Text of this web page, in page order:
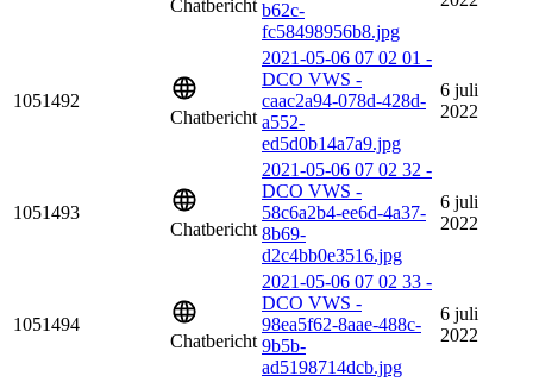
Chatbericht b62c-
fc58498956b8.jpg
1051492
Chatbericht
2021-05-06 07 02 01 -
DCO VWS -
caac2a94-078d-428d-
a552-
ed5d0b14a7a9.jpg
6 juli
2022
1051493
Chatbericht
2021-05-06 07 02 32 -
DCO VWS -
58c6a2b4-ee6d-4a37-
8b69-
d2c4bb0e3516.jpg
6 juli
2022
1051494
Chatbericht
2021-05-06 07 02 33 -
DCO VWS -
98ea5f62-8aae-488c-
9b5b-
ad5198714dcb.jpg
6 juli
2022